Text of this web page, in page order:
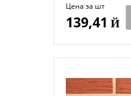
Цена за шт
139,41 Й